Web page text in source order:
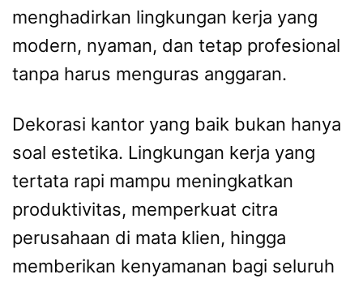
menghadirkan lingkungan kerja yang
modern, nyaman, dan tetap profesional
tanpa harus menguras anggaran.
Dekorasi kantor yang baik bukan hanya
soal estetika. Lingkungan kerja yang
tertata rapi mampu meningkatkan
produktivitas, memperkuat citra
perusahaan di mata klien, hingga
memberikan kenyamanan bagi seluruh